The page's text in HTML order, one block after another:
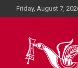
to
Friday, August 7,